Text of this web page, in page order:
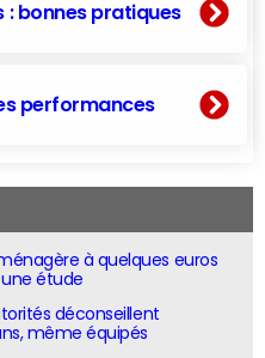
: bonnes pratiques
performances
à quelques euros
une étude
déconseillent
même équipés